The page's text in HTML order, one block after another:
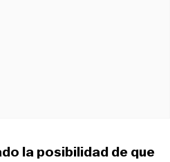
la posibilidad de que